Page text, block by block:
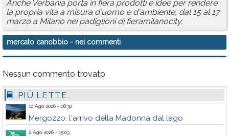
Anche Verbania porta in fiera prodotti e idee per rendere
la propria vita a misura d'uomo e d'ambiente, dal 15 al 17
marzo a Milano nei padiglioni di fieramilanocity.
mercato canobbio - nei commenti
Nessun commento trovato
PIÙ LETTE
10 Ago 2026 - 08:30
Mergozzo: l'arrivo della Madonna dal lago
2 Ago 2026 - 15:03